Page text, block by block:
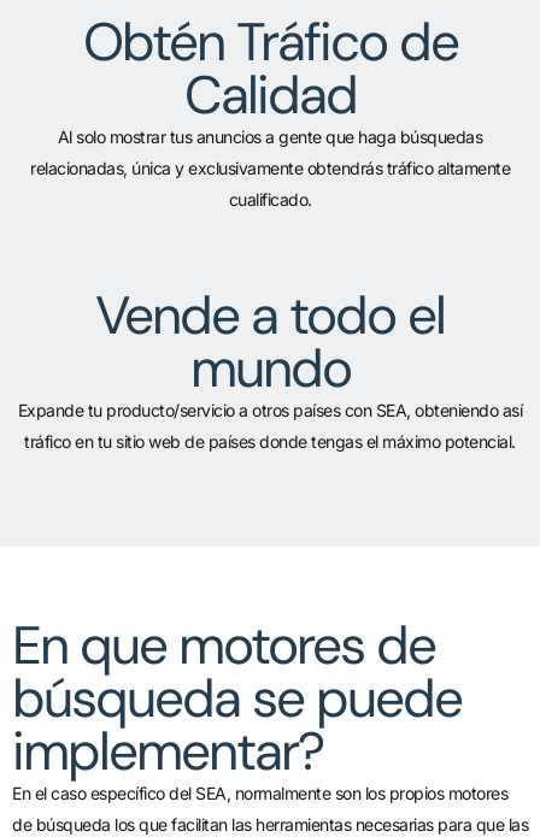
Obtén Tráfico de
Calidad
Al solo mostrar tus anuncios a gente que haga búsquedas
relacionadas, única y exclusivamente obtendrás tráfico altamente
cualificado.
Vende a todo el
mundo
Expande tu producto/servicio a otros países con SEA, obteniendo así
tráfico en tu sitio web de países donde tengas el máximo potencial.
En que motores de
búsqueda se puede
implementar?
En el caso específico del SEA, normalmente son los propios motores
de búsqueda los que facilitan las herramientas necesarias para que las